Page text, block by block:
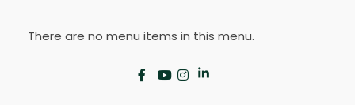
There are no menu items in this menu.